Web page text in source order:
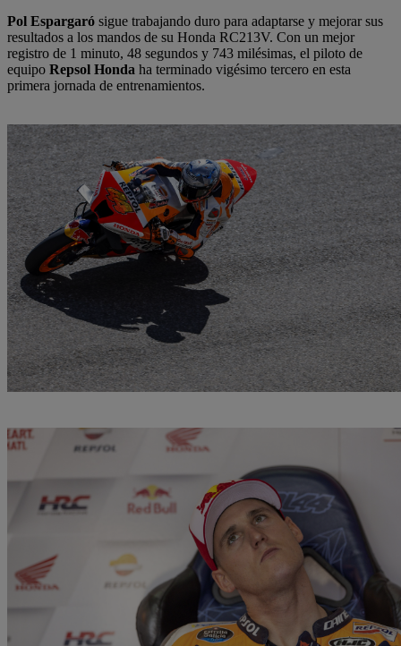
Pol Espargaró sigue trabajando duro para adaptarse y mejorar sus
resultados a los mandos de su Honda RC213V. Con un mejor
registro de 1 minuto, 48 segundos y 743 milésimas, el piloto de
equipo Repsol Honda ha terminado vigésimo tercero en esta
primera jornada de entrenamientos.